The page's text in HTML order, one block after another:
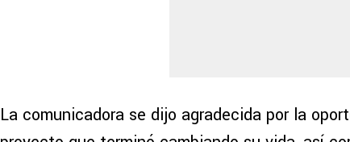
La comunicadora se dijo agradecida por la